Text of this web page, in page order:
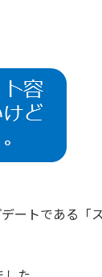
ートである「